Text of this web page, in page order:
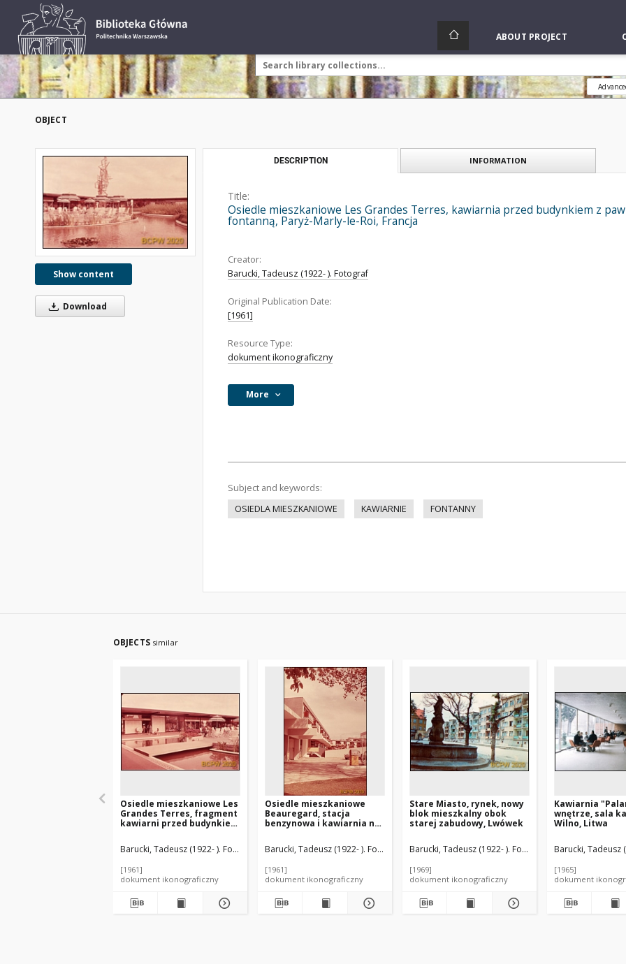
ABOUT PROJECT
OBJECT
Show content
Download
DESCRIPTION INFORMATION
Title:
Osiedle mieszkaniowe Les Grandes Terres, kawiarnia przed budynkiem z
fontanną, Paryż-Marly-le-Roi, Francja
Creator:
Barucki, Tadeusz (1922- ). Fotograf
Original Publication Date:
[1961]
Resource Type:
dokument ikonograficzny
More
Subject and keywords:
OSIEDLA MIESZKANIOWE
KAWIARNIE FONTANNY
OBJECTS similar
Osiedle mieszkaniowe Les
Grandes Terres, fragment
kawiarni przed budynkiem
usługowymi, otoczonej
fontanną, Paryż-Marly-le-
Barucki, Tadeusz (1922- ). Fotograf Lods, Marcel (1891-1978). Architekt Honegger, Jean-Jacques (1903-1985). Architekt
[1961]
dokument ikonograficzny
Osiedle mieszkaniowe
Beauregard, stacja
benzynowa i kawiarnia na
mieszkalnego
dwupiętrowego, Paryż,
Barucki, Tadeusz (1922- ). Fotograf
[1961]
dokument ikonograficzny
Stare Miasto, rynek, nowy
blok mieszkalny obok
starej zabudowy, Lwówek
Barucki, Tadeusz (1922- ). Fotograf
[1969]
dokument ikonograficzny
Kawiarnia
wnętrze, sala
Wilno, Litwa
Barucki, Tadeusz
[1965]
dokument